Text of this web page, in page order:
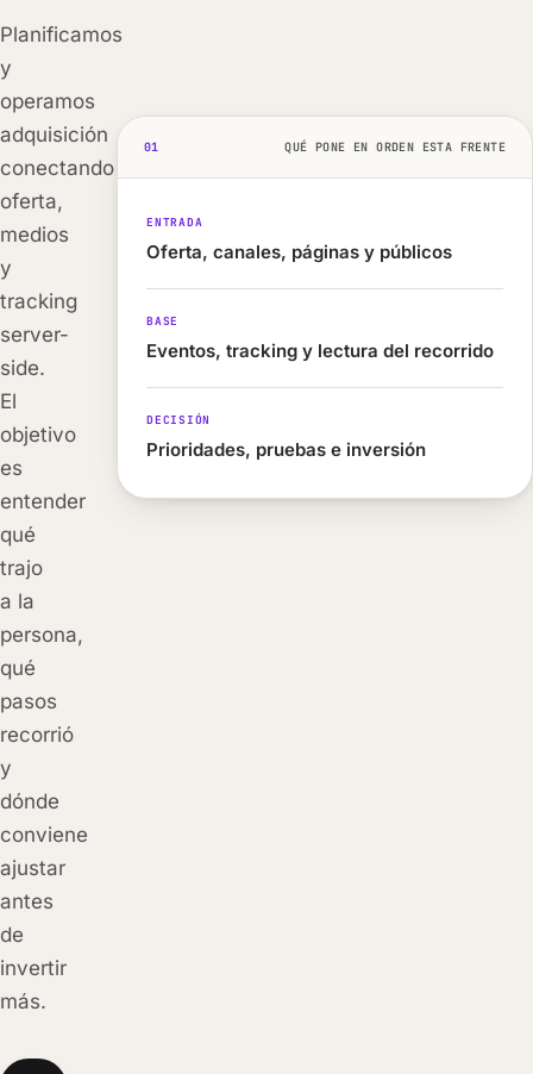
Planificamos
y
operamos
adquisición
conectando
oferta,
medios
y
tracking
server-
side.
El
objetivo
es
entender
qué
trajo
a la
persona,
qué
pasos
recorrió
y
dónde
conviene
ajustar
antes
de
invertir
más.
01 QUÉ PONE EN ORDEN ESTA FRENTE
ENTRADA
Oferta, canales, páginas y públicos
BASE
Eventos, tracking y lectura del recorrido
DECISIÓN
Prioridades, pruebas e inversión